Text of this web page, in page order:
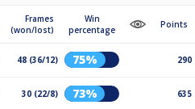
Frames
(won/lost)
Win
percentage
Points
48 (36/12) 75% 290
30 (22/8) 73% 635